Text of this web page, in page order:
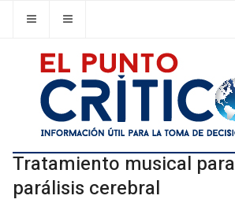
Tratamiento musical
parálisis cerebral